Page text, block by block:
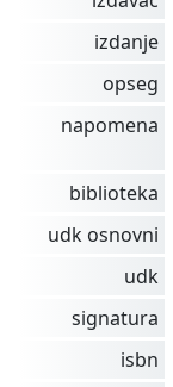
izdanje
opseg
napomena
biblioteka
udk osnovni
udk
signatura
isbn